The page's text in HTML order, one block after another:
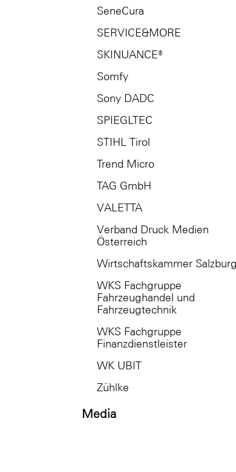
SeneCura
SERVICE&MORE
SKINUANCE®
Somfy
Sony DADC
SPIEGLTEC
STIHL Tirol
Trend Micro
TAG GmbH
VALETTA
Verband Druck Medien
Österreich
Wirtschaftskammer Salzburg
WKS Fachgruppe
Fahrzeughandel und
Fahrzeugtechnik
WKS Fachgruppe
Finanzdienstleister
WK UBIT
Zühlke
Media